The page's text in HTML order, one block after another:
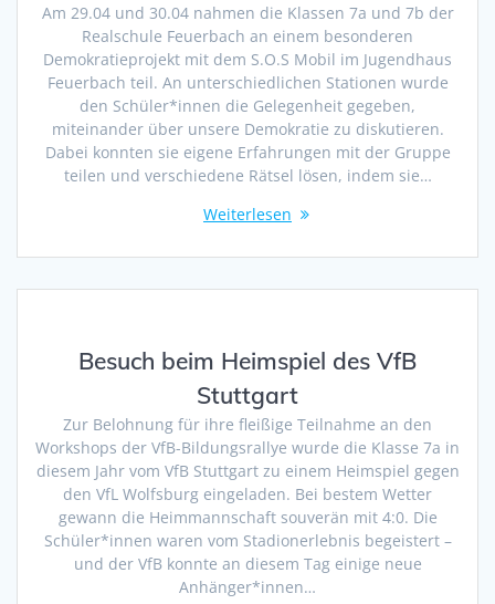
Am 29.04 und 30.04 nahmen die Klassen 7a und 7b der
Realschule Feuerbach an einem besonderen
Demokratieprojekt mit dem S.O.S Mobil im Jugendhaus
Feuerbach teil. An unterschiedlichen Stationen wurde
den Schüler*innen die Gelegenheit gegeben,
miteinander über unsere Demokratie zu diskutieren.
Dabei konnten sie eigene Erfahrungen mit der Gruppe
teilen und verschiedene Rätsel lösen, indem sie…
Weiterlesen
Besuch beim Heimspiel des VfB
Stuttgart
Zur Belohnung für ihre fleißige Teilnahme an den
Workshops der VfB-Bildungsrallye wurde die Klasse 7a in
diesem Jahr vom VfB Stuttgart zu einem Heimspiel gegen
den VfL Wolfsburg eingeladen. Bei bestem Wetter
gewann die Heimmannschaft souverän mit 4:0. Die
Schüler*innen waren vom Stadionerlebnis begeistert –
und der VfB konnte an diesem Tag einige neue
Anhänger*innen…